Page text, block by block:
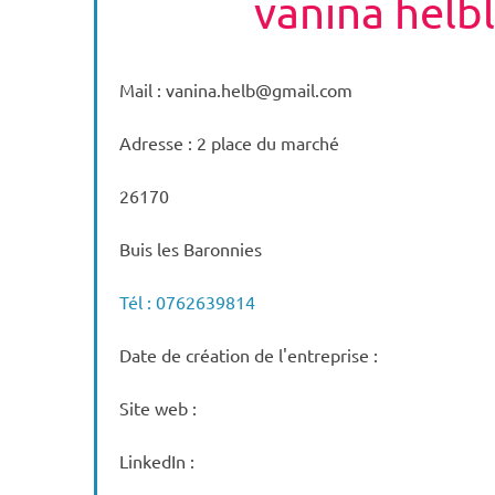
vanina
Mail : vanina.helb@gmail.com
Adresse : 2 place du marché
26170
Buis les Baronnies
Tél : 0762639814
Date de création de l'entreprise :
Site web :
LinkedIn :